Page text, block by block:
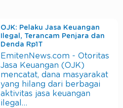
OJK: Pelaku Jasa Keuangan
Ilegal, Terancam Penjara dan
Denda Rp1T
EmitenNews.com - Otoritas
Jasa Keuangan (OJK)
mencatat, dana masyarakat
yang hilang dari berbagai
aktivitas jasa keuangan
ilegal…